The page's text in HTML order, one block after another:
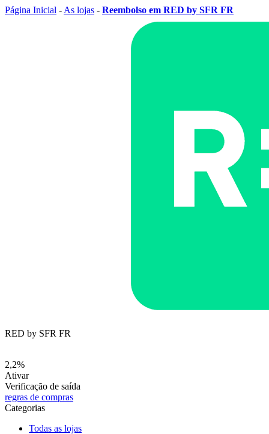
Página Inicial - As lojas - Reembolso em RED by SFR FR
RED by SFR FR
2,2%
Ativar
Verificação de saída
regras de compras
Categorias
Todas as lojas